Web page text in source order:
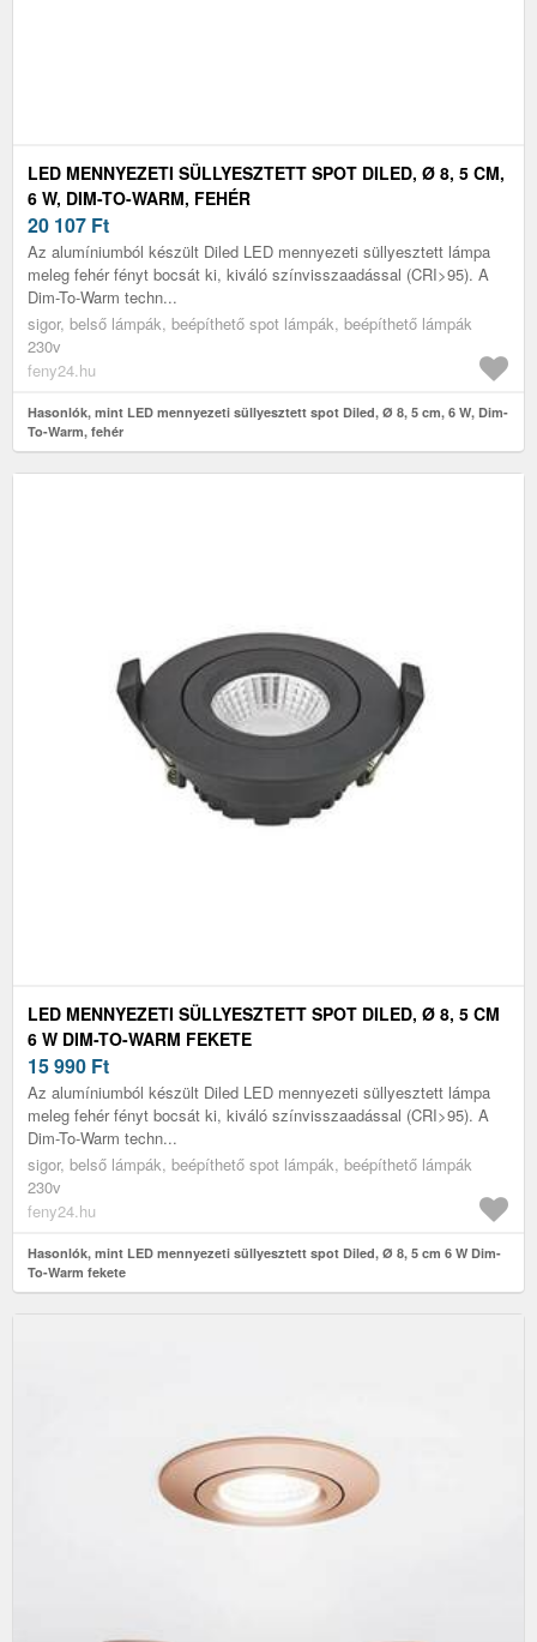
LED MENNYEZETI SÜLLYESZTETT SPOT DILED, Ø 8, 5 CM,
6 W, DIM-TO-WARM, FEHÉR
20 107 Ft
Az alumíniumból készült Diled LED mennyezeti süllyesztett lámpa
meleg fehér fényt bocsát ki, kiváló színvisszaadással (CRI>95). A
Dim-To-Warm techn...
sigor, belső lámpák, beépíthető spot lámpák, beépíthető lámpák
230v
feny24.hu
Hasonlók, mint LED mennyezeti süllyesztett spot Diled, Ø 8, 5 cm, 6 W, Dim-
To-Warm, fehér
LED MENNYEZETI SÜLLYESZTETT SPOT DILED, Ø 8, 5 CM
6 W DIM-TO-WARM FEKETE
15 990 Ft
Az alumíniumból készült Diled LED mennyezeti süllyesztett lámpa
meleg fehér fényt bocsát ki, kiváló színvisszaadással (CRI>95). A
Dim-To-Warm techn...
sigor, belső lámpák, beépíthető spot lámpák, beépíthető lámpák
230v
feny24.hu
Hasonlók, mint LED mennyezeti süllyesztett spot Diled, Ø 8, 5 cm 6 W Dim-
To-Warm fekete